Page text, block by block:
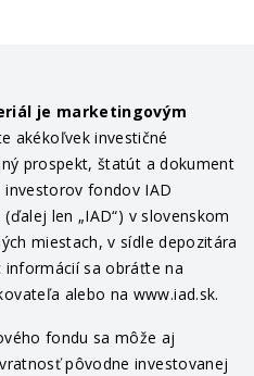
je marketingovým
akékoľvek investičné
prospekt, štatút a dokument
fondov IAD
len „IAD“) v slovenskom
miestach, v sídle depozitára
informácií sa obráťte na
alebo na www.iad.sk.
fondu sa môže aj
pôvodne investovanej